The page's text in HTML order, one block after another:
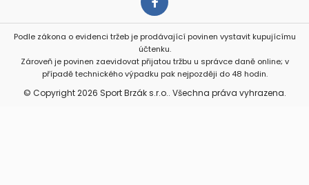
Podle zákona o evidenci tržeb je prodávající povinen vystavit kupujícímu
účtenku.
Zároveň je povinen zaevidovat přijatou tržbu u správce daně online; v
případě technického výpadku pak nejpozději do 48 hodin.
© Copyright 2026 Sport Brzák s.r.o.. Všechna práva vyhrazena.